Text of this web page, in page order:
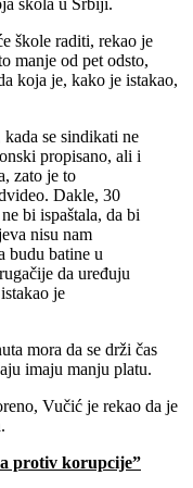
škola u Srbiji.
škole raditi, rekao je
manje od pet odsto,
koja je, kako je istakao,
se sindikati ne
propisano, ali i
zato je to
Dakle, 30
bi ispaštala, da bi
nisu nam
budu batine u
da uređuju
je
mora da se drži čas
imaju manju platu.
Vučić je rekao da je
protiv korupcije”